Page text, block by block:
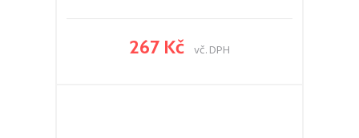
267 Kč vč. DPH